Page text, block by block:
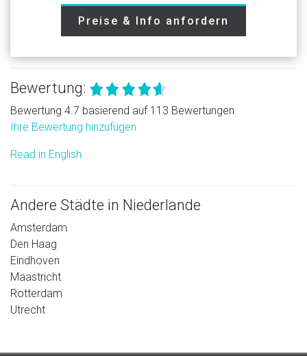
Preise & Info anfordern
Bewertung:
Bewertung 4.7 basierend auf 113 Bewertungen
Ihre Bewertung hinzufügen
Read in English
Andere Städte in Niederlande
Amsterdam
Den Haag
Eindhoven
Maastricht
Rotterdam
Utrecht